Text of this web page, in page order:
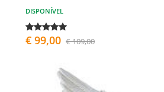
DISPONÍVEL
€ 99,00 € 109,00